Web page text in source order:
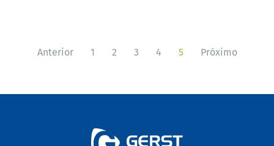
Anterior 1 2 3 4 5 Próximo